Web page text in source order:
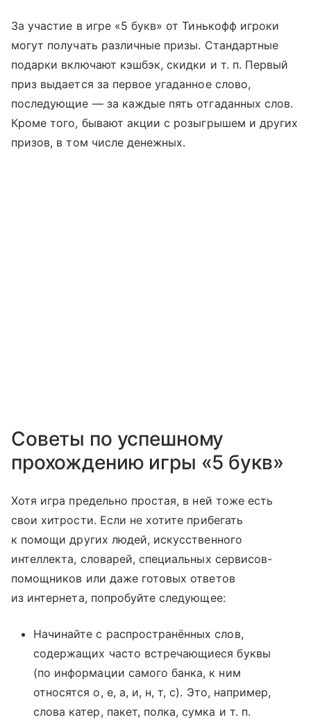
За участие в игре «5 букв» от Тинькофф игроки
могут получать различные призы. Стандартные
подарки включают кэшбэк, скидки и т. п. Первый
приз выдается за первое угаданное слово,
последующие — за каждые пять отгаданных слов.
Кроме того, бывают акции с розыгрышем и других
призов, в том числе денежных.
Советы по успешному
прохождению игры «5 букв»
Хотя игра предельно простая, в ней тоже есть
свои хитрости. Если не хотите прибегать
к помощи других людей, искусственного
интеллекта, словарей, специальных сервисов-
помощников или даже готовых ответов
из интернета, попробуйте следующее:
Начинайте с распространённых слов,
содержащих часто встречающиеся буквы
(по информации самого банка, к ним
относятся о, е, а, и, н, т, с). Это, например,
слова катер, пакет, полка, сумка и т. п.